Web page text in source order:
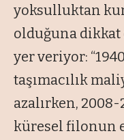
yoksulluktan
olduğuna
yer veriyor:
taşımacılık
azalırken, 2008-
küresel filonun